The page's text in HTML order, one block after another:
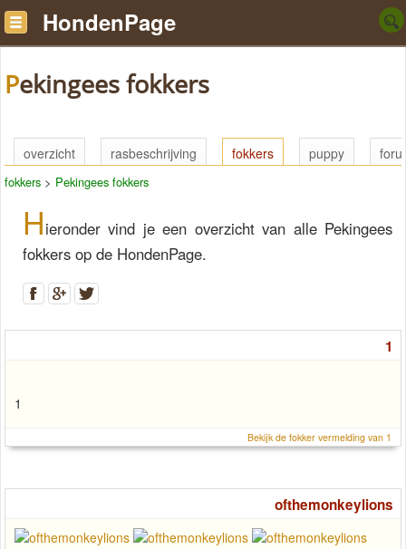
HondenPage
Pekingees fokkers
overzicht rasbeschrijving fokkers puppy
fokkers > Pekingees fokkers
Hieronder vind je een overzicht van alle Pekingees
fokkers op de HondenPage.
1
1
Bekijk de fokker vermelding van 1
ofthemonkeylions